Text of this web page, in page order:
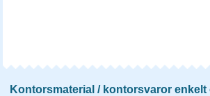
Kontorsmaterial / kontorsvaror